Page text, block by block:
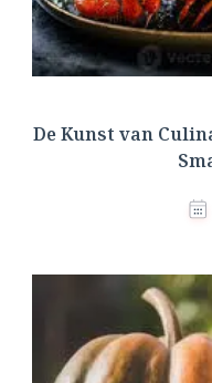
De Kunst van